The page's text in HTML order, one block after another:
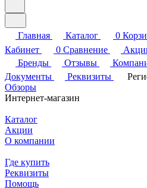
Главная Каталог 0
Кабинет
0 Сравнение
Бренды
Отзывы
Документы
Реквизиты
Обзоры
Интернет-магазин
Каталог
Акции
О компании
Где купить
Реквизиты
Помощь